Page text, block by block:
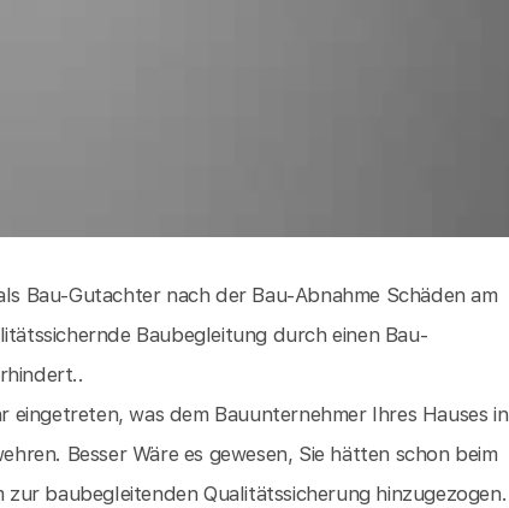
Bau-Gutachter nach der Bau-Abnahme Schäden am
Baubegleitung durch einen Bau-
eingetreten, was dem Bauunternehmer Ihres Hauses in
Besser Wäre es gewesen, Sie hätten schon beim
zur baubegleitenden Qualitätssicherung hinzugezogen.